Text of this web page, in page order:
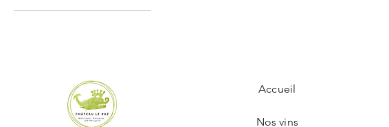
Montravel
Accueil
Nos vins